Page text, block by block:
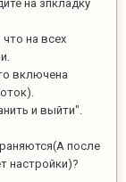
на зпкладку
на всех
включена
и выйти".
после
настройки)?